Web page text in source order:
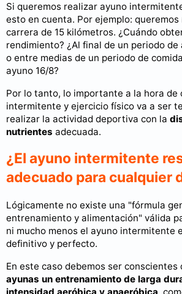
Si queremos realizar ayuno
esto en cuenta. Por ejemplo:
carrera de 15 kilómetros. ¿Cuándo
rendimiento? ¿Al final de un periodo de
o entre medias de un periodo de
ayuno 16/8?
Por lo tanto, lo importante a la hora de
intermitente y ejercicio físico va a ser
realizar la actividad deportiva con la
nutrientes adecuada.
¿El ayuno intermitente
adecuado para cualquier
Lógicamente no existe una "fórmula
entrenamiento y alimentación" válida
ni mucho menos el ayuno intermitente
definitivo y perfecto.
En este caso debemos ser conscientes
ayunas un entrenamiento de larga
intensidad aeróbica y anaeróbica,